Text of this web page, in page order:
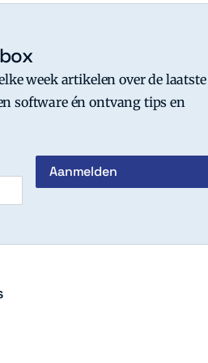
week artikelen over de laatste
software én ontvang tips en